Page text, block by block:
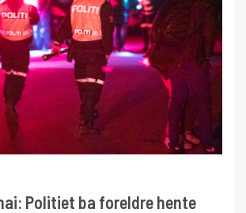
Politiet ba foreldre hente